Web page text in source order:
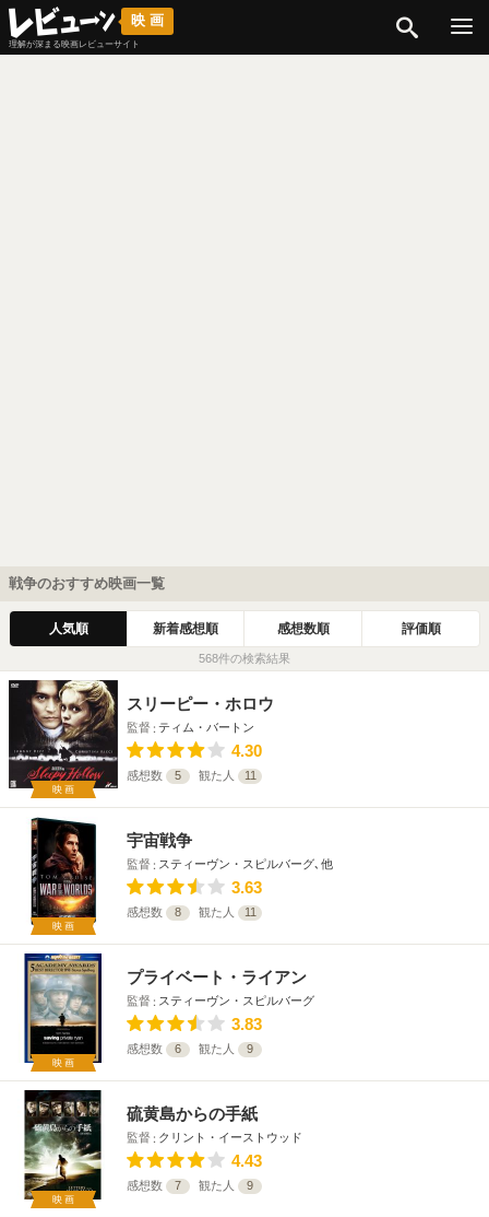
映画
理解が深まる映画レビューサイト
戦争のおすすめ映画一覧
人気順 新着感想順 感想数順 評価順
568件の検索結果
映画
スリーピー・ホロウ
監督 ティム・バートン
4.30
感想数 5 観た人 11
映画
宇宙戦争
監督 スティーヴン・スピルバーグ､他
3.63
感想数 8 観た人 11
映画
プライベート・ライアン
監督 スティーヴン・スピルバーグ
3.83
感想数 6 観た人 9
映画
硫黄島からの手紙
監督 クリント・イーストウッド
4.43
感想数 7 観た人 9